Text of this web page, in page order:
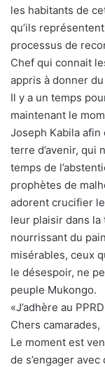
les habitants de
qu’ils
processus de
Chef qui connait
appris à donner
Il y a un temps
maintenant le
Joseph Kabila afin
terre d’avenir, qui
temps de
prophètes de
adorent crucifier
leur plaisir dans
nourrissant du
misérables, ceux
le désespoir, ne
peuple Mukongo.
«J’adhère au
Chers camarades,
Le moment est
de s’engager